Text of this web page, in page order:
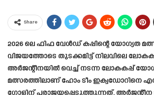
Share
2026 ലെ ഫിഫ വേൾഡ് കപ്പിന്റെ യോഗ്യത
വിജയത്തോടെ തുടക്കമിട്ട് നിലവിലെ
അർജന്റീനയിൽ വെച്ച് നടന്ന ലോകകപ്പ്
മത്സരത്തിലാണ് ഹോം ടീം ഇക്വഡോറിനെ
ഗോളിന് പരാജയപ്പെടുത്തുന്നത്. അർജന്റീന